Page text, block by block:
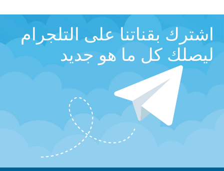
اشترك بقناتنا على التلجرام
ليصلك كل ما هو جديد